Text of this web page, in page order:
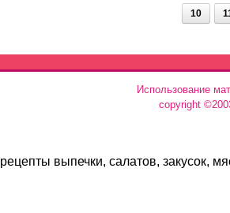
10
Использование
copyright
рецепты выпечки, салатов, закусок,